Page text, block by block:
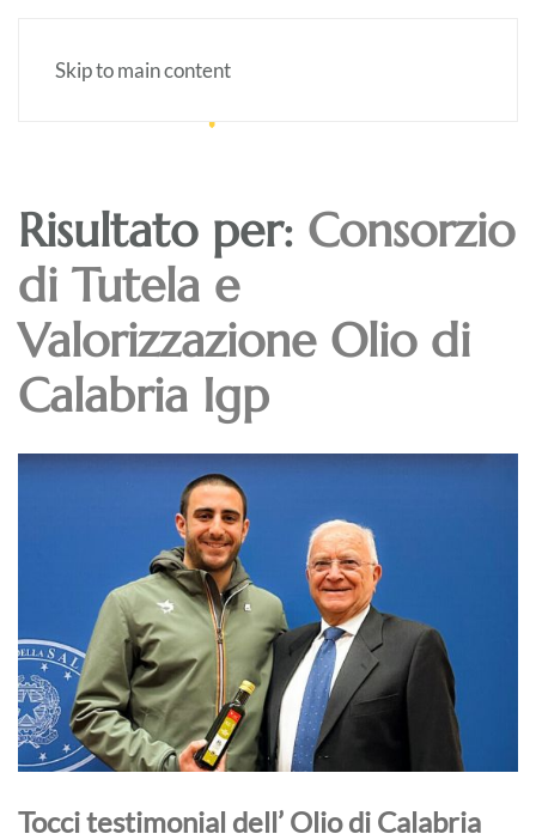
Skip to main content
Risultato per: Consorzio
di Tutela e
Valorizzazione Olio di
Calabria Igp
Tocci testimonial dell’ Olio di Calabria